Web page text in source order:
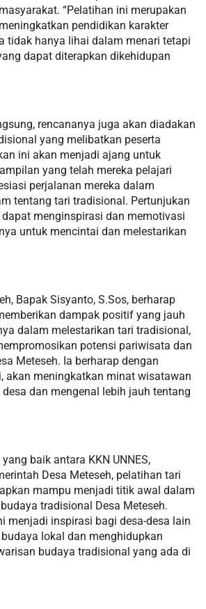
“Pelatihan ini merupakan
pendidikan karakter
tidak hanya lihai dalam menari tetapi
dapat diterapkan dikehidupan
rencananya juga akan diadakan
yang melibatkan peserta
ini akan menjadi ajang untuk
yang telah mereka pelajari
perjalanan mereka dalam
tentang tari tradisional. Pertunjukan
menginspirasi dan memotivasi
untuk mencintai dan melestarikan
Bapak Sisyanto, S.Sos, berharap
dampak positif yang jauh
dalam melestarikan tari tradisional,
potensi pariwisata dan
Meteseh. Ia berharap dengan
akan meningkatkan minat wisatawan
dan mengenal lebih jauh tentang
baik antara KKN UNNES,
Desa Meteseh, pelatihan tari
mampu menjadi titik awal dalam
tradisional Desa Meteseh.
menjadi inspirasi bagi desa-desa lain
lokal dan menghidupkan
budaya tradisional yang ada di